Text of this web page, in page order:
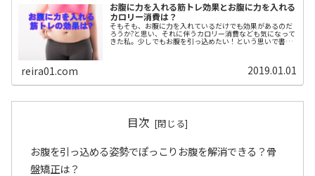
お腹に力を入れる筋トレ効果とお腹に力を入れる
カロリー消費は？
そもそも、お腹に力を入れているだけでも効果があるのだ
ろうか?と思い、それに伴うカロリー消費なども気になって
きた私。少しでもお腹を引っ込めたい！という思いで書い
reira01.com 2019.01.01
目次
お腹を引っ込める姿勢でぽっこりお腹を解消できる？骨
盤矯正は？